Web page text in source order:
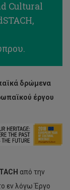
Cultural
δρώμενα
έργου
από την
εν λόγω Έργο